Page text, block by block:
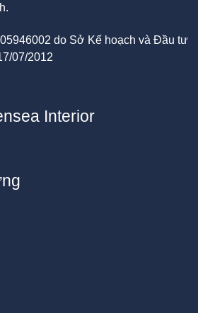
do Sở Kế hoạch và Đầu tư
07/2012
Interior